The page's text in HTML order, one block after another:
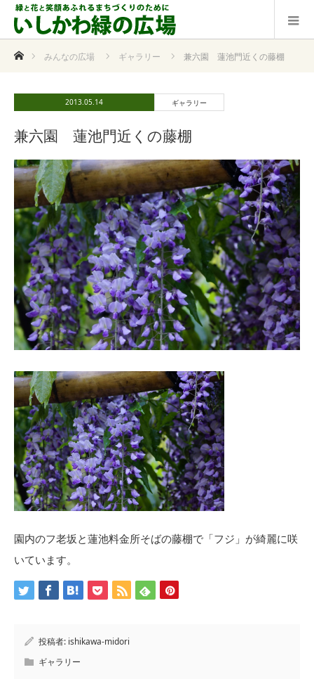
ホームみんなの広場 ギャラリー 兼六園 蓮池門近くの藤棚
2013.05.14 ギャラリー
兼六園 蓮池門近くの藤棚
園内のフ老坂と蓮池料金所そばの藤棚で「フジ」が綺麗に咲
いています。
投稿者: ishikawa-midori
ギャラリー